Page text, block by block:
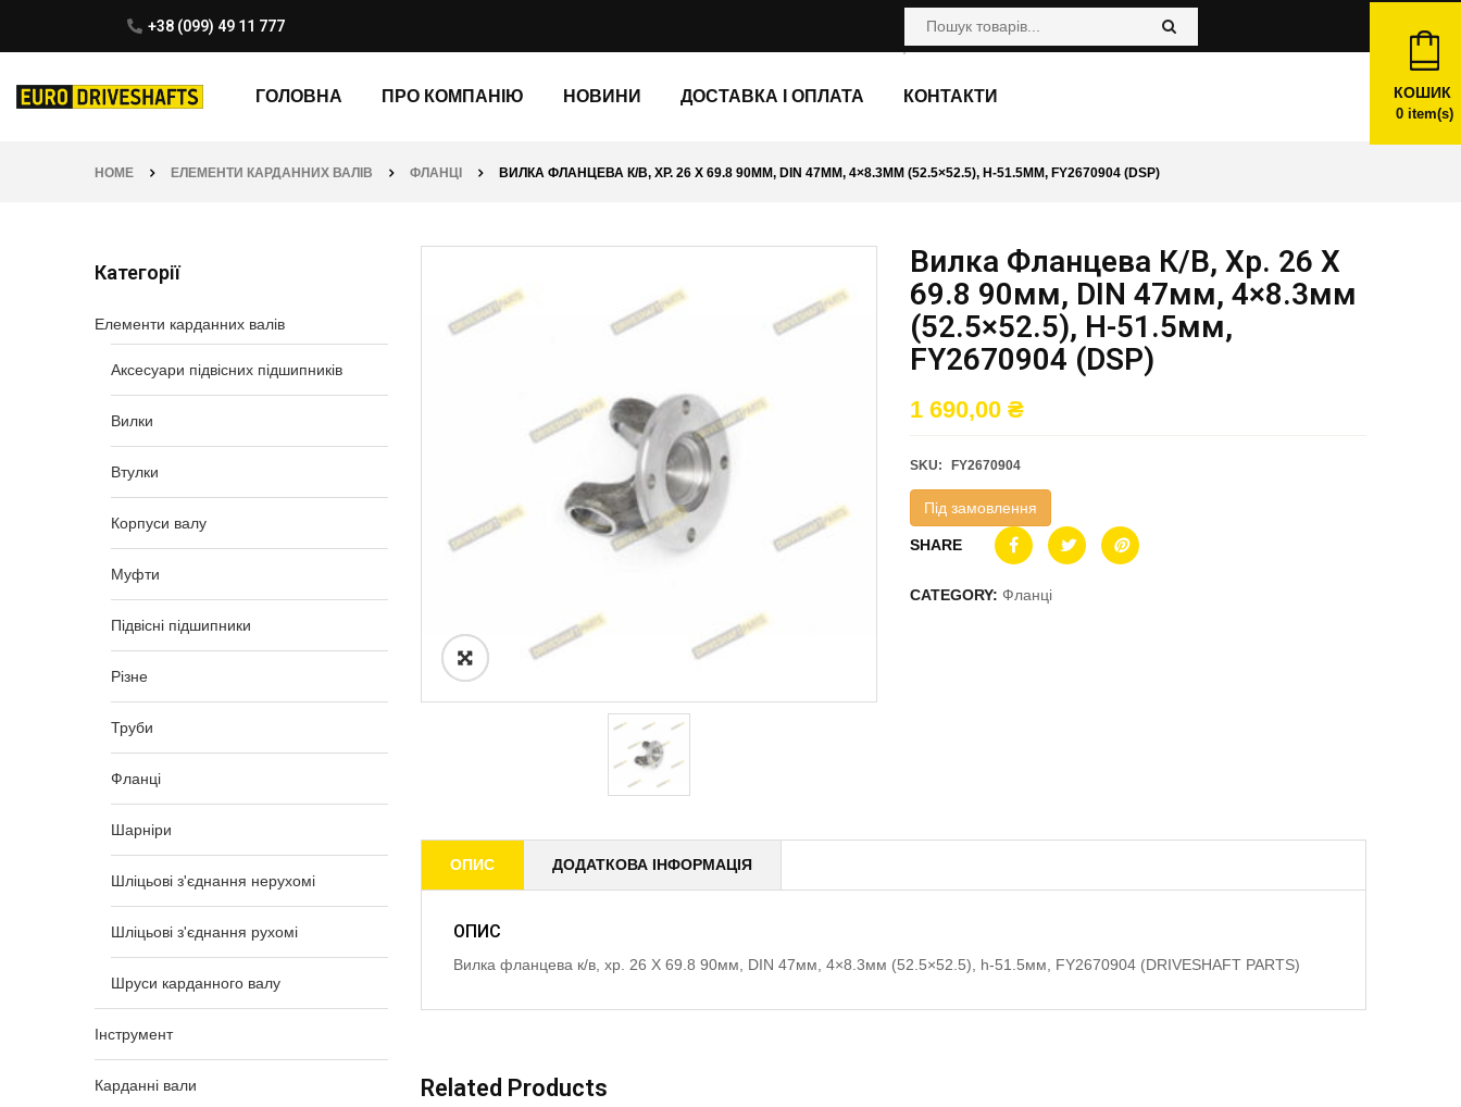
+38 (099) 49 11 777
ГОЛОВНА ПРО КОМПАНІЮ НОВИНИ ДОСТАВКА І ОПЛАТА КОНТАКТИ КОШИК
0item(s)
HOME ЕЛЕМЕНТИ КАРДАННИХ ВАЛІВ ФЛАНЦІ ВИЛКА ФЛАНЦЕВА К/В, ХР. 26 X 69.8 90ММ, DIN 47ММ, 4×8.3ММ (52.5×52.5), H-51.5ММ, FY2670904 (DSP)
Категорії
Елементи карданних валів
Аксесуари підвісних підшипників
Вилки
Втулки
Корпуси валу
Муфти
Підвісні підшипники
Різне
Труби
Фланці
Шарніри
Шліцьові з'єднання нерухомі
Шліцьові з'єднання рухомі
Шруси карданного валу
Інструмент
Карданні вали
Вилка Фланцева К/в, Хр. 26 X
69.8 90мм, DIN 47мм, 4×8.3мм
(52.5×52.5), H-51.5мм,
FY2670904 (DSP)
1 690,00 ₴
SKU: FY2670904
Під замовлення
SHARE
CATEGORY: Фланці
ОПИС ДОДАТКОВА ІНФОРМАЦІЯ
ОПИС
Вилка фланцева к/в, хр. 26 X 69.8 90мм, DIN 47мм, 4×8.3мм (52.5×52.5), h-51.5мм, FY2670904 (DRIVESHAFT PARTS)
Related Products